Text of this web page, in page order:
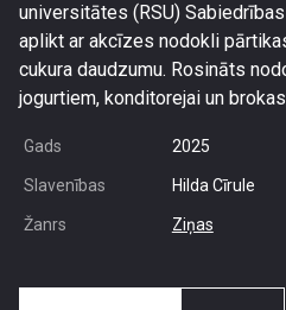
universitātes (RSU)
aplikt ar akcīzes nodokli
cukura daudzumu. Rosināts
jogurtiem, konditorejai un
Gads 2025
Slavenības Hilda Cīrule
Žanrs Ziņas